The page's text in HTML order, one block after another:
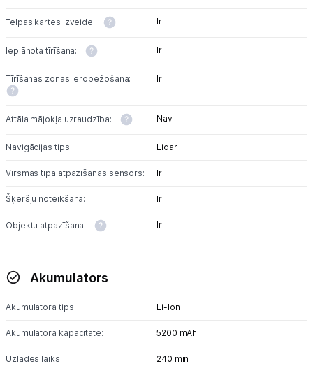
Tet pakalpojumi
Informācija
Telpas kartes izveide: Ir
Ieplānota tīrīšana: Ir
Tīrīšanas zonas ierobežošana: Ir
Attāla mājokļa uzraudzība: Nav
Navigācijas tips: Lidar
Virsmas tipa atpazīšanas sensors: Ir
Šķēršļu noteikšana: Ir
Objektu atpazīšana: Ir
Akumulators
Akumulatora tips: Li-lon
Akumulatora kapacitāte: 5200 mAh
Uzlādes laiks: 240 min